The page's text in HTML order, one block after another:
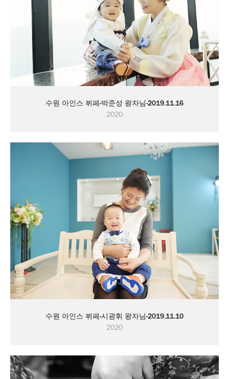
수원 아인스 뷔페-박준성 왕자님-2019.11.16
2020
수원 아인스 뷔페-시광휘 왕자님-2019.11.10
2020